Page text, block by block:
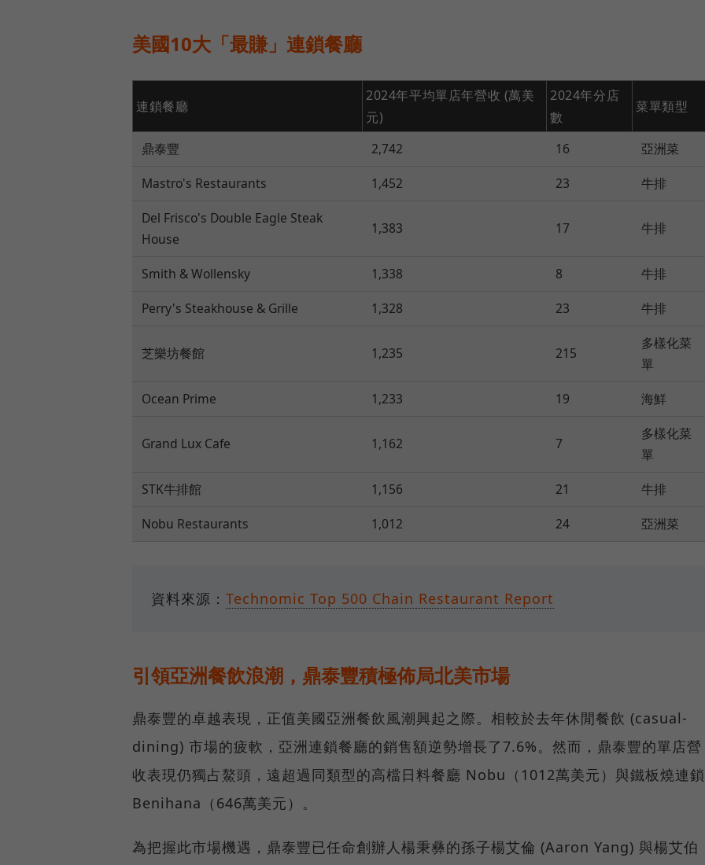
美國10大「最賺」連鎖餐廳
連鎖餐廳
2024年平均單店年營收 (萬美
元)
2024年分店
數
菜單類型
鼎泰豐 2,742 16
亞洲菜
Mastro's Restaurants
1,452 23
牛排
Del Frisco's Double Eagle Steak
House
1,383 17 牛排
Smith & Wollensky 1,338 8
牛排
Perry's Steakhouse & Grille
1,328 23 牛排
芝樂坊餐館 1,235 215
多樣化菜
單
Ocean Prime
1,233 19 海鮮
Grand Lux Cafe 1,162 7
多樣化菜
單
STK牛排館
1,156 21
牛排
Nobu Restaurants
1,012 24 亞洲菜
資料來源： Technomic Top 500 Chain Restaurant Report
引領亞洲餐飲浪潮，鼎泰豐積極佈局北美市場
鼎泰豐的卓越表現，正值美國亞洲餐飲風潮興起之際。相較於去年休閒餐飲 (casual-
dining) 市場的疲軟，亞洲連鎖餐廳的銷售額逆勢增長了7.6%。然而，鼎泰豐的單店營
收表現仍獨占鰲頭，遠超過同類型的高檔日料餐廳 Nobu（1012萬美元）與鐵板燒連鎖
Benihana（646萬美元）。
為把握此市場機遇，鼎泰豐已任命創辦人楊秉彝的孫子楊艾倫 (Aaron Yang) 與楊艾伯